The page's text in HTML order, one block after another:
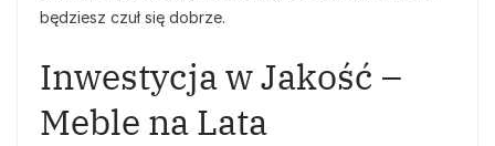
będziesz czuł się dobrze.
Inwestycja w Jakość –
Meble na Lata